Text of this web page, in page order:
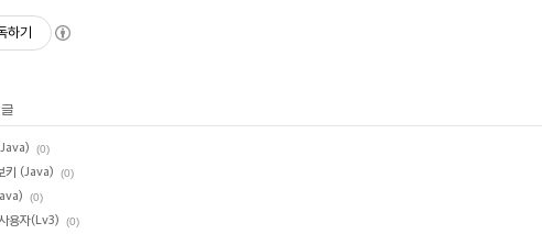
하기
(0)
키 (Java) (0)
(0)
용자(Lv3) (0)